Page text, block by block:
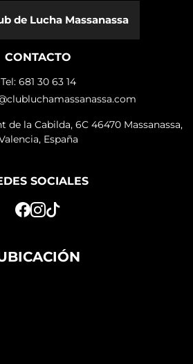
de Lucha Massanassa
CONTACTO
Tel: 681 30 63 14
de la Cabilda, 6C 46470 Massanassa,
España
SOCIALES